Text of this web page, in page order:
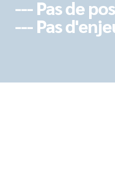
--- Pas de
--- Pas